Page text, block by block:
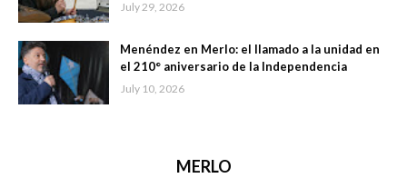
July 29, 2026
Menéndez en Merlo: el llamado a la unidad en
el 210° aniversario de la Independencia
July 10, 2026
MERLO